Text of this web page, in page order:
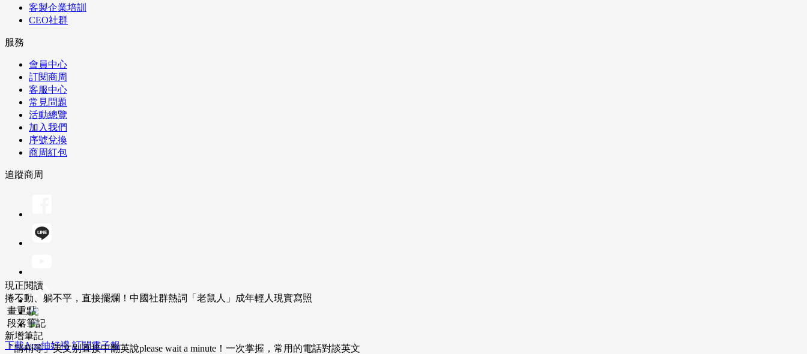
客製企業培訓
CEO社群
服務
會員中心
訂閱商周
客服中心
常見問題
活動總覽
加入我們
序號兌換
商周紅包
追蹤商周
下載App抽好禮 訂閱電子報
現正閱讀
捲不動、躺不平，直接擺爛！中國社群熱詞「老鼠人」成年輕人現實寫照
畫重點
段落筆記
新增筆記
「請稍等」英文別直接中翻英說please wait a minute！一次掌握，常用的電話對談英文